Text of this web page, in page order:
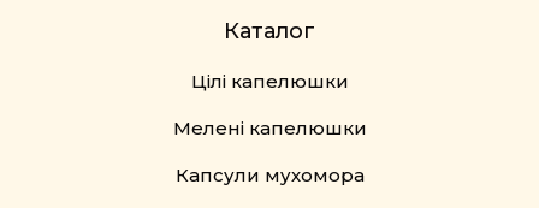
Каталог
Цілі капелюшки
Мелені капелюшки
Капсули мухомора